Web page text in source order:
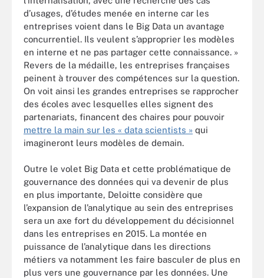
d’usages, d’études menée en interne car les
entreprises voient dans le Big Data un avantage
concurrentiel. Ils veulent s’approprier les modèles
en interne et ne pas partager cette connaissance. »
Revers de la médaille, les entreprises françaises
peinent à trouver des compétences sur la question.
On voit ainsi les grandes entreprises se rapprocher
des écoles avec lesquelles elles signent des
partenariats, financent des chaires pour pouvoir
mettre la main sur les « data scientists » qui
imagineront leurs modèles de demain.
Outre le volet Big Data et cette problématique de
gouvernance des données qui va devenir de plus
en plus importante, Deloitte considère que
l’expansion de l’analytique au sein des entreprises
sera un axe fort du développement du décisionnel
dans les entreprises en 2015. La montée en
puissance de l’analytique dans les directions
métiers va notamment les faire basculer de plus en
plus vers une gouvernance par les données. Une